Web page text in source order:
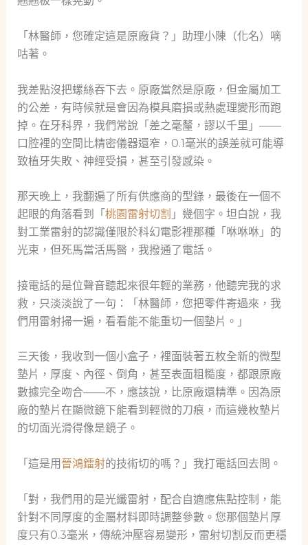
「林醫師，您確定這是原廠貨？」助理小陳（化名）嘀
咕著。
我差點沒把螺絲吞下去。原廠當然是原廠，但金屬加工
的公差，有時候就是會因為模具磨損或熱處理變形而跑
掉。在牙科界，我們常說「差之毫釐，謬以千里」——
口腔裡的空間比精密儀器還窄，0.1毫米的誤差就可能導
致植牙失敗、神經受損，甚至引發感染。
那天晚上，我翻遍了所有供應商的型錄，最後在一個不
起眼的角落看到「 桃園雷射切割 」幾個字。坦白說，我
對工業雷射的認識僅限於科幻電影裡那種「咻咻咻」的
光束，但死馬當活馬醫，我撥通了電話。
接電話的是位聲音聽起來很年輕的業務，他聽完我的求
救，只淡淡說了一句：「林醫師，您把零件寄過來，我
們用雷射掃一遍，看看能不能重切一個墊片。」
三天後，我收到一個小盒子，裡面裝著五枚全新的微型
墊片，厚度、內徑、倒角，甚至表面粗糙度，都跟原廠
數據完全吻合——不，應該說，比原廠還精準。因為原
廠的墊片在顯微鏡下能看到輕微的刀痕，而這幾枚墊片
的切面光滑得像是鏡子。
「這是用晉鴻鐳射的技術切的嗎？」我打電話回去問。
「對，我們用的是光纖雷射，配合自適應焦點控制，能
針對不同厚度的金屬材料即時調整參數。您那個墊片厚
度只有0.3毫米，傳統沖壓容易變形，雷射切割反而更穩